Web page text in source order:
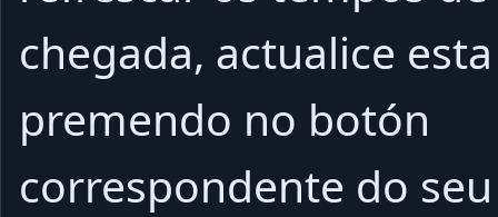
chegada, actualice
premendo no botón
correspondente do seu